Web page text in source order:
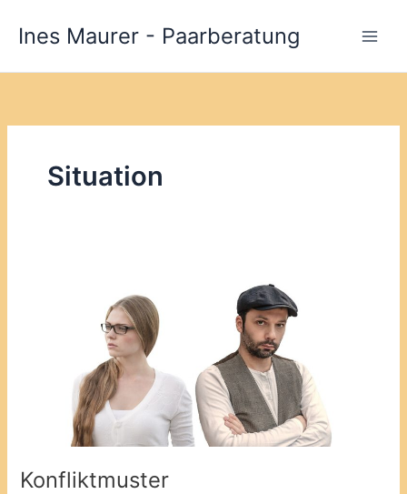
InhaltInes Maurer - Paarberatung
Situation
Konfliktmuster